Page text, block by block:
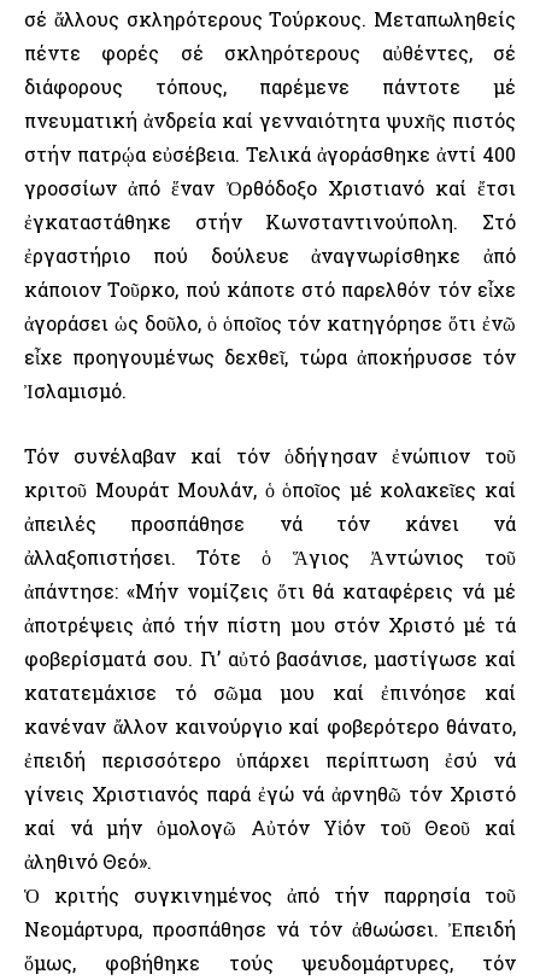
σέ ἄλλους σκληρότερους Τούρκους. Μεταπωληθείς
πέντε φορές σέ σκληρότερους αὐθέντες, σέ
διάφορους τόπους, παρέμενε πάντοτε μέ
πνευματική ἀνδρεία καί γενναιότητα ψυχῆς πιστός
στήν πατρῴα εὐσέβεια. Τελικά ἀγοράσθηκε ἀντί 400
γροσσίων ἀπό ἕναν Ὀρθόδοξο Χριστιανό καί ἔτσι
ἐγκαταστάθηκε στήν Κωνσταντινούπολη. Στό
ἐργαστήριο πού δούλευε ἀναγνωρίσθηκε ἀπό
κάποιον Τοῦρκο, πού κάποτε στό παρελθόν τόν εἶχε
ἀγοράσει ὡς δοῦλο, ὁ ὁποῖος τόν κατηγόρησε ὅτι ἐνῶ
εἶχε προηγουμένως δεχθεῖ, τώρα ἀποκήρυσσε τόν
Ἰσλαμισμό.
Τόν συνέλαβαν καί τόν ὁδήγησαν ἐνώπιον τοῦ
κριτοῦ Μουράτ Μουλάν, ὁ ὁποῖος μέ κολακεῖες καί
ἀπειλές προσπάθησε νά τόν κάνει νά
ἀλλαξοπιστήσει. Τότε ὁ Ἅγιος Ἀντώνιος τοῦ
ἀπάντησε: «Μήν νομίζεις ὅτι θά καταφέρεις νά μέ
ἀποτρέψεις ἀπό τήν πίστη μου στόν Χριστό μέ τά
φοβερίσματά σου. Γι’ αὐτό βασάνισε, μαστίγωσε καί
κατατεμάχισε τό σῶμα μου καί ἐπινόησε καί
κανέναν ἄλλον καινούργιο καί φοβερότερο θάνατο,
ἐπειδή περισσότερο ὑπάρχει περίπτωση ἐσύ νά
γίνεις Χριστιανός παρά ἐγώ νά ἀρνηθῶ τόν Χριστό
καί νά μήν ὁμολογῶ Αὐτόν Υἱόν τοῦ Θεοῦ καί
ἀληθινό Θεό».
Ὁ κριτής συγκινημένος ἀπό τήν παρρησία τοῦ
Νεομάρτυρα, προσπάθησε νά τόν ἀθωώσει. Ἐπειδή
ὅμως, φοβήθηκε τούς ψευδομάρτυρες, τόν